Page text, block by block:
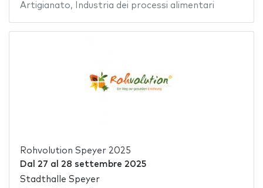
Artigianato, Industria dei processi alimentari
Rohvolution Speyer 2025
Dal 27 al 28 settembre 2025
Stadthalle Speyer